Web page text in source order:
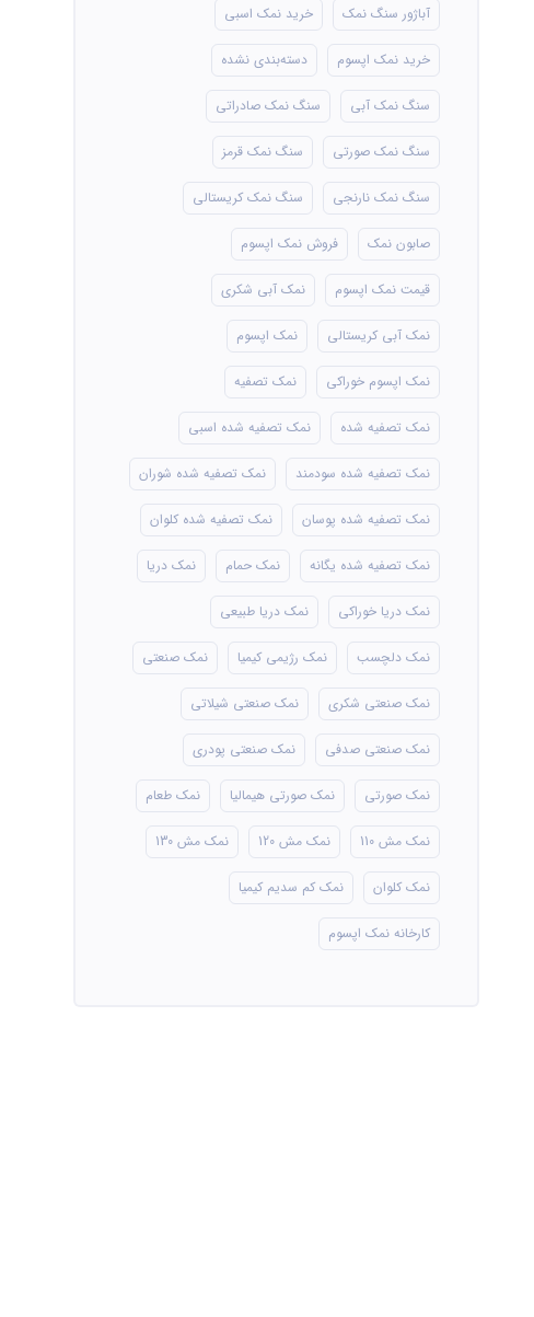
آباژور سنگ نمک خرید نمک اسبی
خرید نمک اپسوم دسته‌بندی نشده
سنگ نمک آبی سنگ نمک صادراتی
سنگ نمک صورتی سنگ نمک قرمز
سنگ نمک نارنجی سنگ نمک کریستالی
صابون نمک فروش نمک اپسوم
قیمت نمک اپسوم نمک آبی شکری
نمک آبی کریستالی نمک اپسوم
نمک اپسوم خوراکی نمک تصفیه
نمک تصفیه شده نمک تصفیه شده اسبی
نمک تصفیه شده سودمند نمک تصفیه شده شوران
نمک تصفیه شده پوسان نمک تصفیه شده کلوان
نمک تصفیه شده یگانه نمک حمام نمک دریا
نمک دریا خوراکی نمک دریا طبیعی
نمک دلچسب نمک رژیمی کیمیا نمک صنعتی
نمک صنعتی شکری نمک صنعتی شیلاتی
نمک صنعتی صدفی نمک صنعتی پودری
نمک صورتی نمک صورتی هیمالیا نمک طعام
نمک مش 110 نمک مش 120 نمک مش 130
نمک کلوان نمک کم سدیم کیمیا
کارخانه نمک اپسوم